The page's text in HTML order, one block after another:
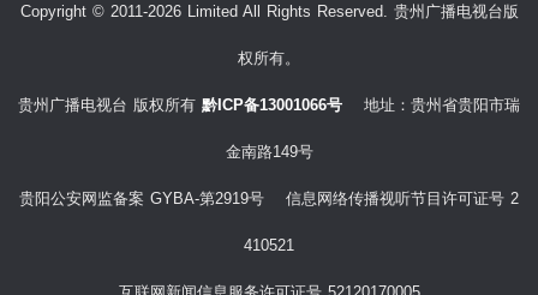
Copyright © 2011-2026 Limited All Rights Reserved. 贵州广播电视台版
权所有。
贵州广播电视台 版权所有 黔ICP备13001066号 地址：贵州省贵阳市瑞
金南路149号
贵阳公安网监备案 GYBA-第2919号 信息网络传播视听节目许可证号 2
410521
互联网新闻信息服务许可证号 52120170005